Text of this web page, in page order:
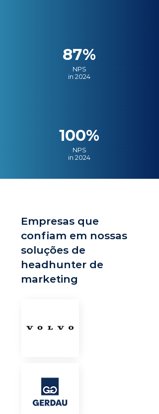
87%
NPS
in 2024
100%
NPS
in 2024
Empresas que
confiam em nossas
soluções de
headhunter de
marketing